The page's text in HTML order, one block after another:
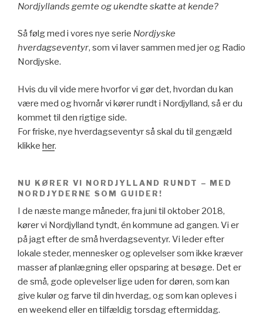
Nordjyllands gemte og ukendte skatte at kende?
Så følg med i vores nye serie Nordjyske
hverdagseventyr, som vi laver sammen med jer og Radio
Nordjyske.
Hvis du vil vide mere hvorfor vi gør det, hvordan du kan
være med og hvornår vi kører rundt i Nordjylland, så er du
kommet til den rigtige side.
For friske, nye hverdagseventyr så skal du til gengæld
klikke her.
NU KØRER VI NORDJYLLAND RUNDT – MED
NORDJYDERNE SOM GUIDER!
I de næste mange måneder, fra juni til oktober 2018,
kører vi Nordjylland tyndt, én kommune ad gangen. Vi er
på jagt efter de små hverdagseventyr. Vi leder efter
lokale steder, mennesker og oplevelser som ikke kræver
masser af planlægning eller opsparing at besøge. Det er
de små, gode oplevelser lige uden for døren, som kan
give kulør og farve til din hverdag, og som kan opleves i
en weekend eller en tilfældig torsdag eftermiddag.